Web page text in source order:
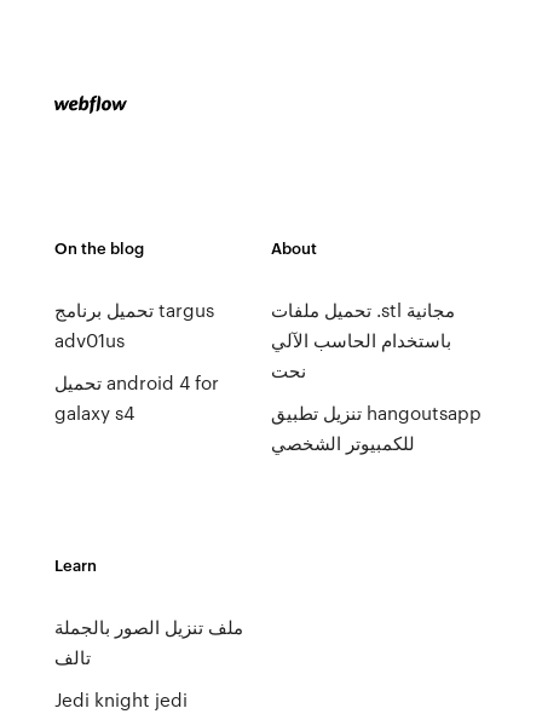
On the blog
تحميل برنامج targus
adv01us
تحميل android 4 for
galaxy s4
About
تحميل ملفات .stl مجانية
باستخدام الحاسب الآلي
نحت
تنزيل تطبيق hangoutsapp
للكمبيوتر الشخصي
Learn
ملف تنزيل الصور بالجملة
تالف
Jedi knight jedi